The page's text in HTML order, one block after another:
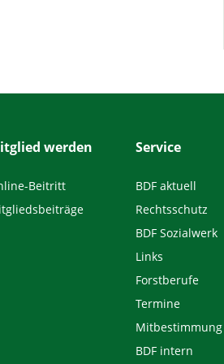
werden
Beitritt
Service
BDF aktuell
Rechtsschutz
BDF Sozialwerk
Links
Forstberufe
Termine
Mitbestimmung
BDF intern